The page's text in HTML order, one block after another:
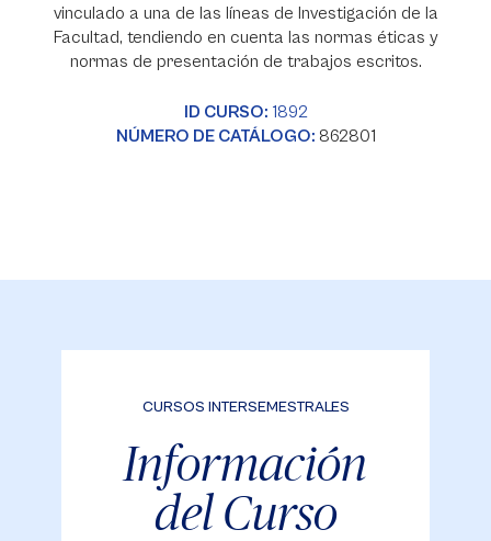
vinculado a una de las líneas de Investigación de la
Facultad, tendiendo en cuenta las normas éticas y
normas de presentación de trabajos escritos.
ID CURSO: 1892
NÚMERO DE CATÁLOGO: 862801
CURSOS INTERSEMESTRALES
Información
del Curso